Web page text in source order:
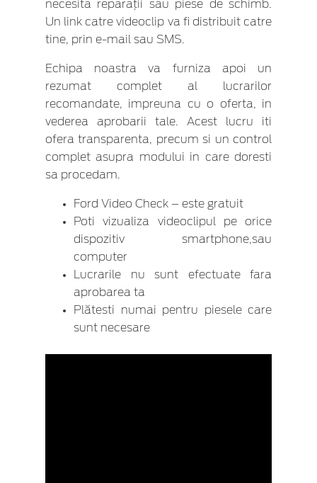
necesita reparații sau piese de schimb.
Un link catre videoclip va fi distribuit catre
tine, prin e-mail sau SMS.
Echipa noastra va furniza apoi un
rezumat complet al lucrarilor
recomandate, impreuna cu o oferta, in
vederea aprobarii tale. Acest lucru iti
ofera transparenta, precum si un control
complet asupra modului in care doresti
sa procedam.
Ford Video Check – este gratuit
Poti vizualiza videoclipul pe orice
dispozitiv smartphone,sau
computer
Lucrarile nu sunt efectuate fara
aprobarea ta
Plătesti numai pentru piesele care
sunt necesare